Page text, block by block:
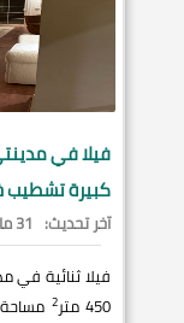
فيلا في
كبيرة تشطيب خاص
آخر تحديث: 31 مايو 2025
فيلا ثنائية في
450 متر
2 مساحة